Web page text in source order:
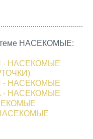
теме НАСЕКОМЫЕ:
- НАСЕКОМЫЕ
- НАСЕКОМЫЕ
- НАСЕКОМЫЕ